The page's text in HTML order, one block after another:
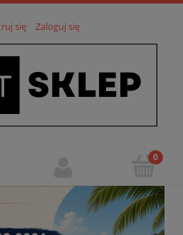
się Zaloguj się